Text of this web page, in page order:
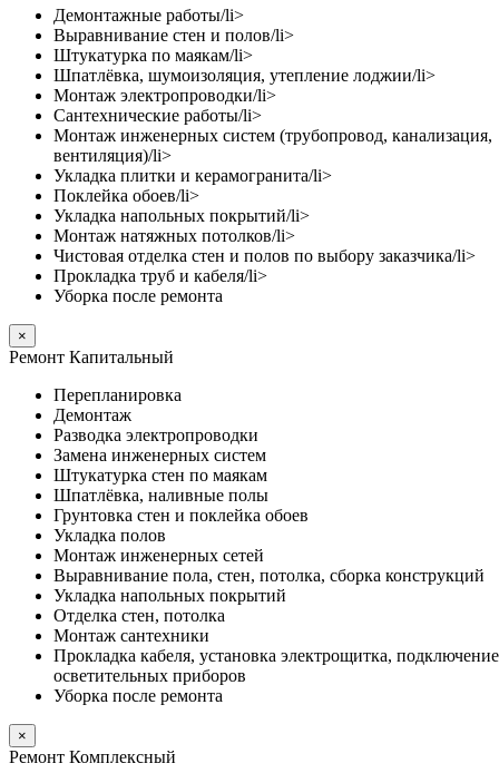
Демонтажные работы/li>
Выравнивание стен и полов/li>
Штукатурка по маякам/li>
Шпатлёвка, шумоизоляция, утепление лоджии/li>
Монтаж электропроводки/li>
Сантехнические работы/li>
Монтаж инженерных систем (трубопровод, канализация,
вентиляция)/li>
Укладка плитки и керамогранита/li>
Поклейка обоев/li>
Укладка напольных покрытий/li>
Монтаж натяжных потолков/li>
Чистовая отделка стен и полов по выбору заказчика/li>
Прокладка труб и кабеля/li>
Уборка после ремонта
×
Ремонт Капитальный
Перепланировка
Демонтаж
Разводка электропроводки
Замена инженерных систем
Штукатурка стен по маякам
Шпатлёвка, наливные полы
Грунтовка стен и поклейка обоев
Укладка полов
Монтаж инженерных сетей
Выравнивание пола, стен, потолка, сборка конструкций
Укладка напольных покрытий
Отделка стен, потолка
Монтаж сантехники
Прокладка кабеля, установка электрощитка, подключение
осветительных приборов
Уборка после ремонта
×
Ремонт Комплексный